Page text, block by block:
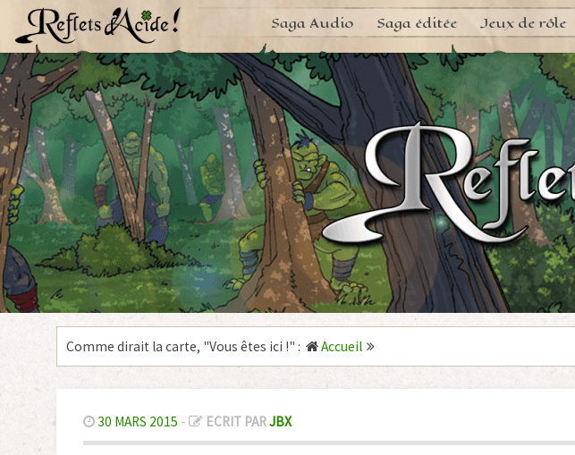
Aller
au
contenu
Saga Audio Saga éditée Jeux de rôle
Comme dirait la carte, "Vous êtes ici !" : Accueil
30 MARS 2015 - ECRIT PARJBX